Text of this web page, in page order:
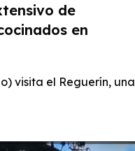
de
en
visita el Reguerín, una